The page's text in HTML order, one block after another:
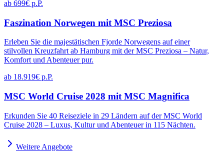
ab 699€ p.P.
Faszination Norwegen mit MSC Preziosa
Erleben Sie die majestätischen Fjorde Norwegens auf einer
stilvollen Kreuzfahrt ab Hamburg mit der MSC Preziosa – Natur,
Komfort und Abenteuer pur.
ab 18.919€ p.P.
MSC World Cruise 2028 mit MSC Magnifica
Erkunden Sie 40 Reiseziele in 29 Ländern auf der MSC World
Cruise 2028 – Luxus, Kultur und Abenteuer in 115 Nächten.
Weitere Angebote